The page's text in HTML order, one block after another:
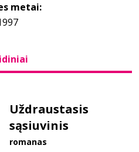
metai:
Uždraustasis
sąsiuvinis
romanas